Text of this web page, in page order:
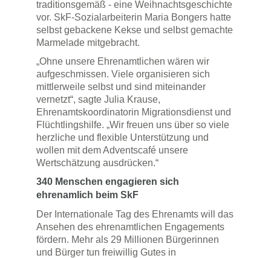
traditionsgemäß - eine Weihnachtsgeschichte
vor. SkF-Sozialarbeiterin Maria Bongers hatte
selbst gebackene Kekse und selbst gemachte
Marmelade mitgebracht.
„Ohne unsere Ehrenamtlichen wären wir
aufgeschmissen. Viele organisieren sich
mittlerweile selbst und sind miteinander
vernetzt“, sagte Julia Krause,
Ehrenamtskoordinatorin Migrationsdienst und
Flüchtlingshilfe. „Wir freuen uns über so viele
herzliche und flexible Unterstützung und
wollen mit dem Adventscafé unsere
Wertschätzung ausdrücken.“
340 Menschen engagieren sich
ehrenamlich beim SkF
Der Internationale Tag des Ehrenamts will das
Ansehen des ehrenamtlichen Engagements
fördern. Mehr als 29 Millionen Bürgerinnen
und Bürger tun freiwillig Gutes in